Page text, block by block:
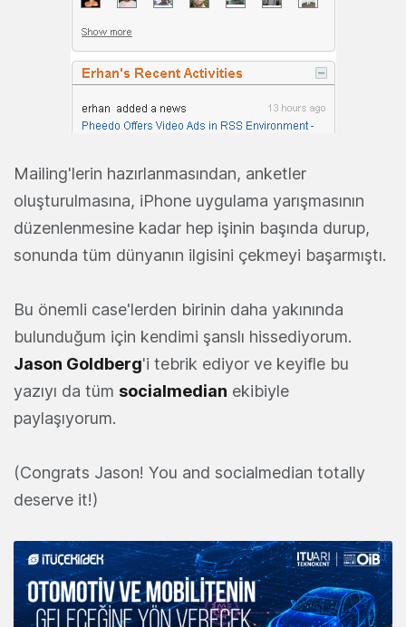
Mailing'lerin hazırlanmasından, anketler
oluşturulmasına, iPhone uygulama yarışmasının
düzenlenmesine kadar hep işinin başında durup,
sonunda tüm dünyanın ilgisini çekmeyi başarmıştı.
Bu önemli case'lerden birinin daha yakınında
bulunduğum için kendimi şanslı hissediyorum.
Jason Goldberg'i tebrik ediyor ve keyifle bu
yazıyı da tüm socialmedian ekibiyle
paylaşıyorum.
(Congrats Jason! You and socialmedian totally
deserve it!)